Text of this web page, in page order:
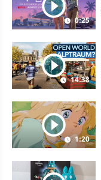
0:25
14:38
1:20